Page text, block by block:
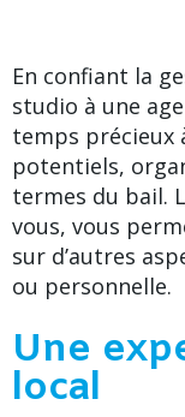
En confiant la
studio à une
temps précieux
potentiels,
termes du bail.
vous, vous
sur d’autres
ou personnelle.
Une
local